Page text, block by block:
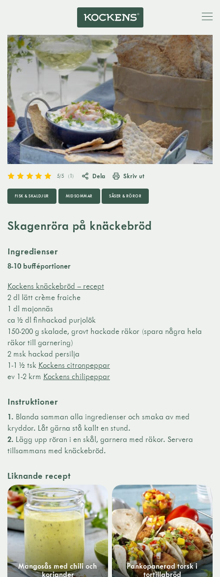
5/5 (1) Dela Skriv ut
FISK & SKALDJUR MIDSOMMAR SÅSER & RÖROR
Skagenröra på knäckebröd
Ingredienser
8-10 bufféportioner
Kockens knäckebröd – recept
2 dl lätt crème fraiche
1 dl majonnäs
ca ½ dl finhackad purjolök
150-200 g skalade, grovt hackade räkor (spara några hela
räkor till garnering)
2 msk hackad persilja
1-1 ½ tsk Kockens citronpeppar
ev 1-2 krm Kockens chilipeppar
Instruktioner
1. Blanda samman alla ingredienser och smaka av med
kryddor. Låt gärna stå kallt en stund.
2. Lägg upp röran i en skål, garnera med räkor. Servera
tillsammans med knäckebröd.
Liknande recept
Mangosås med chili och
koriander
Pankopanerad torsk i
tortillabröd